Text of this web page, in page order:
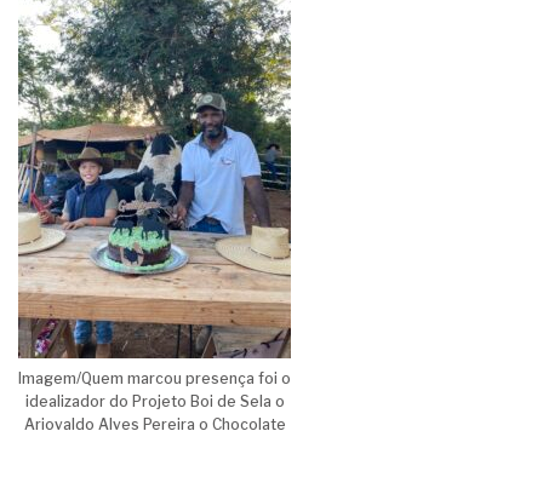
Imagem/Quem marcou presença foi o
idealizador do Projeto Boi de Sela o
Ariovaldo Alves Pereira o Chocolate